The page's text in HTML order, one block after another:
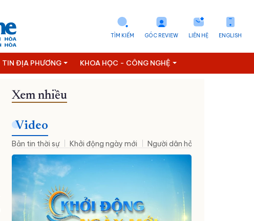
ENGLISH
LIÊN HỆ
GÓC REVIEW
TÌM KIẾM
TIN ĐỊA PHƯƠNG KHOA HỌC - CÔNG NGHỆ
Xem nhiều
Video
Bản tin thời sự Khởi động ngày mới Người dân hỏi – Cơ quan nhà